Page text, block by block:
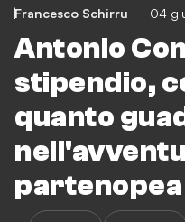
Francesco Schirru 04
Antonio
stipendio,
quanto
partenopea